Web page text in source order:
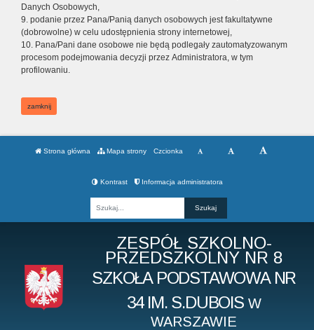
Danych Osobowych,
9. podanie przez Pana/Panią danych osobowych jest fakultatywne
(dobrowolne) w celu udostępnienia strony internetowej,
10. Pana/Pani dane osobowe nie będą podlegały zautomatyzowanym
procesom podejmowania decyzji przez Administratora, w tym
profilowaniu.
zamknij
Strona główna Mapa strony Czcionka
Kontrast Informacja administratora
ZESPÓŁ SZKOLNO-
PRZEDSZKOLNY NR 8
SZKOŁA PODSTAWOWA NR
34 IM. S.DUBOIS W
WARSZAWIE